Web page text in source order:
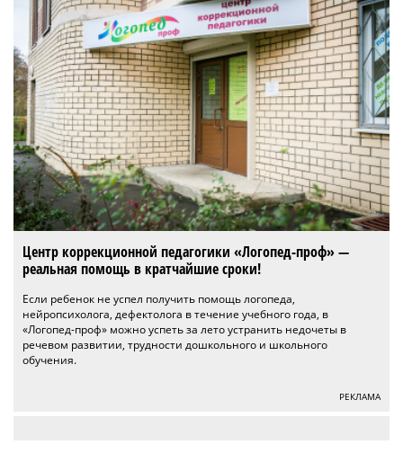
Центр коррекционной педагогики «Логопед-проф» —
реальная помощь в кратчайшие сроки!
Если ребенок не успел получить помощь логопеда,
нейропсихолога, дефектолога в течение учебного года, в
«Логопед-проф» можно успеть за лето устранить недочеты в
речевом развитии, трудности дошкольного и школьного
обучения.
РЕКЛАМА